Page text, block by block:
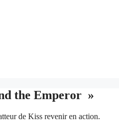
the Emperor »
de Kiss revenir en action.